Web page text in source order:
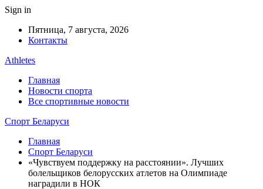
Sign in
Пятница, 7 августа, 2026
Контакты
Athletes
Главная
Новости спорта
Все спортивные новости
Спорт Беларуси
Главная
Спорт Беларуси
«Чувствуем поддержку на расстоянии». Лучших
болельщиков белорусских атлетов на Олимпиаде
наградили в НОК